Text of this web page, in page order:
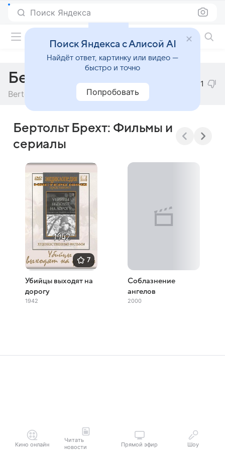
Поиск Яндекса
Бертольт Брехт
Bertolt Brecht
1
Бертольт Брехт: Фильмы и
сериалы
7
Убийцы выходят на
дорогу
1942
Соблазнение
ангелов
2000
Кино онлайн
Читать
новости
Прямой эфир Шоу
Поиск Яндекса с Алисой AI
Найдёт ответ, картинку или видео —
быстро и точно
Попробовать